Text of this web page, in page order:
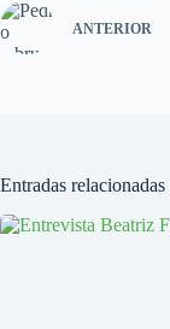
ANTERIOR
Entradas relacionadas